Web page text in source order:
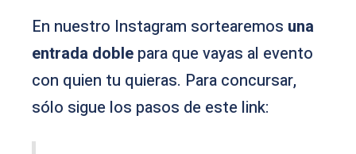
En nuestro Instagram sortearemos una
entrada doble para que vayas al evento
con quien tu quieras. Para concursar,
sólo sigue los pasos de este link: